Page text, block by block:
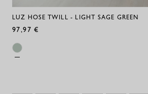
LUZ HOSE TWILL - LIGHT SAGE GREEN
97,97 €